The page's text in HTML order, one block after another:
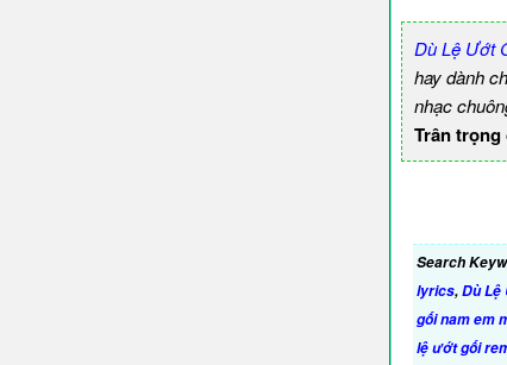
Dù Lệ Ướt
hay dành
nhạc
Trân trọng
Search
lyrics,Dù Lệ
gối nam em
lệ ướt gối